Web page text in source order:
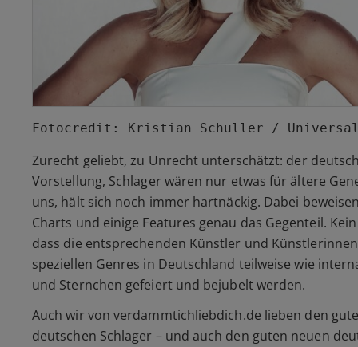
Fotocredit: Kristian Schuller / Universal
Zurecht geliebt, zu Unrecht unterschätzt: der
Vorstellung, Schlager wären nur etwas für ältere
uns, hält sich noch immer hartnäckig. Dabei
Charts und einige Features genau das Gegenteil.
dass die entsprechenden Künstler und
speziellen Genres in Deutschland teilweise wie
und Sternchen gefeiert und bejubelt werden.
Auch wir vonverdammtichliebdich.de lieben den
deutschen Schlager – und auch den guten neuen